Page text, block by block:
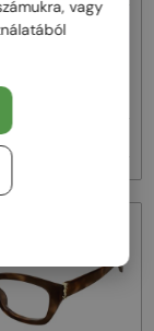
LENCSÉVEL PLUSZ
- 53
vagy